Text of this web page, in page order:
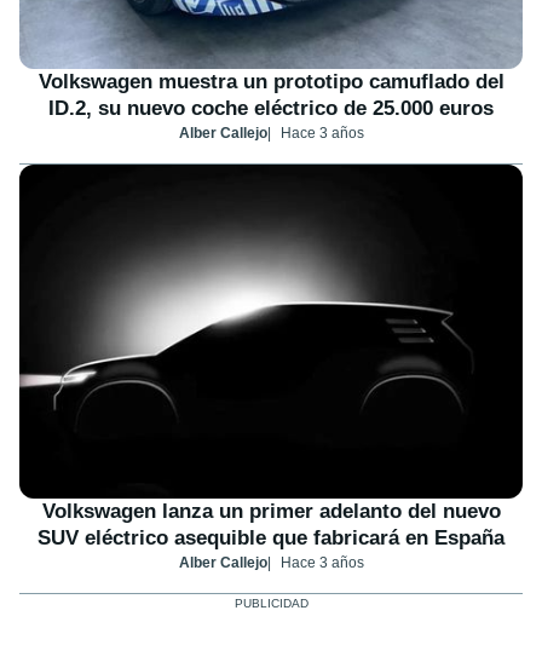
Volkswagen muestra un prototipo camuflado del
ID.2, su nuevo coche eléctrico de 25.000 euros
Alber Callejo Hace 3 años
Volkswagen lanza un primer adelanto del nuevo
SUV eléctrico asequible que fabricará en España
Alber Callejo Hace 3 años